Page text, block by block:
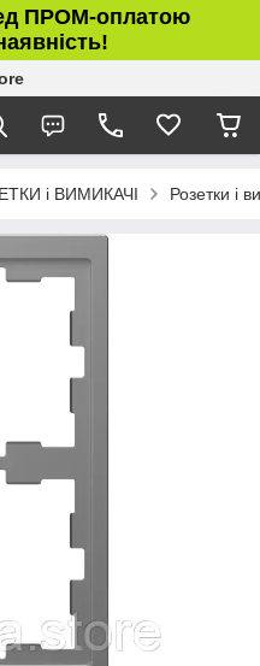
ПРОМ-оплатою
і ВИМИКАЧІ Розетки і